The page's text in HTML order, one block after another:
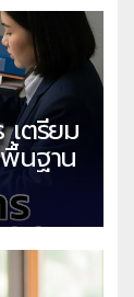
เตรียม
นฐาน